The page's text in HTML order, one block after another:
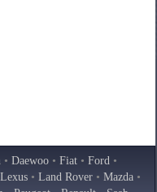
• Daewoo • Fiat • Ford •
Lexus • Land Rover • Mazda •